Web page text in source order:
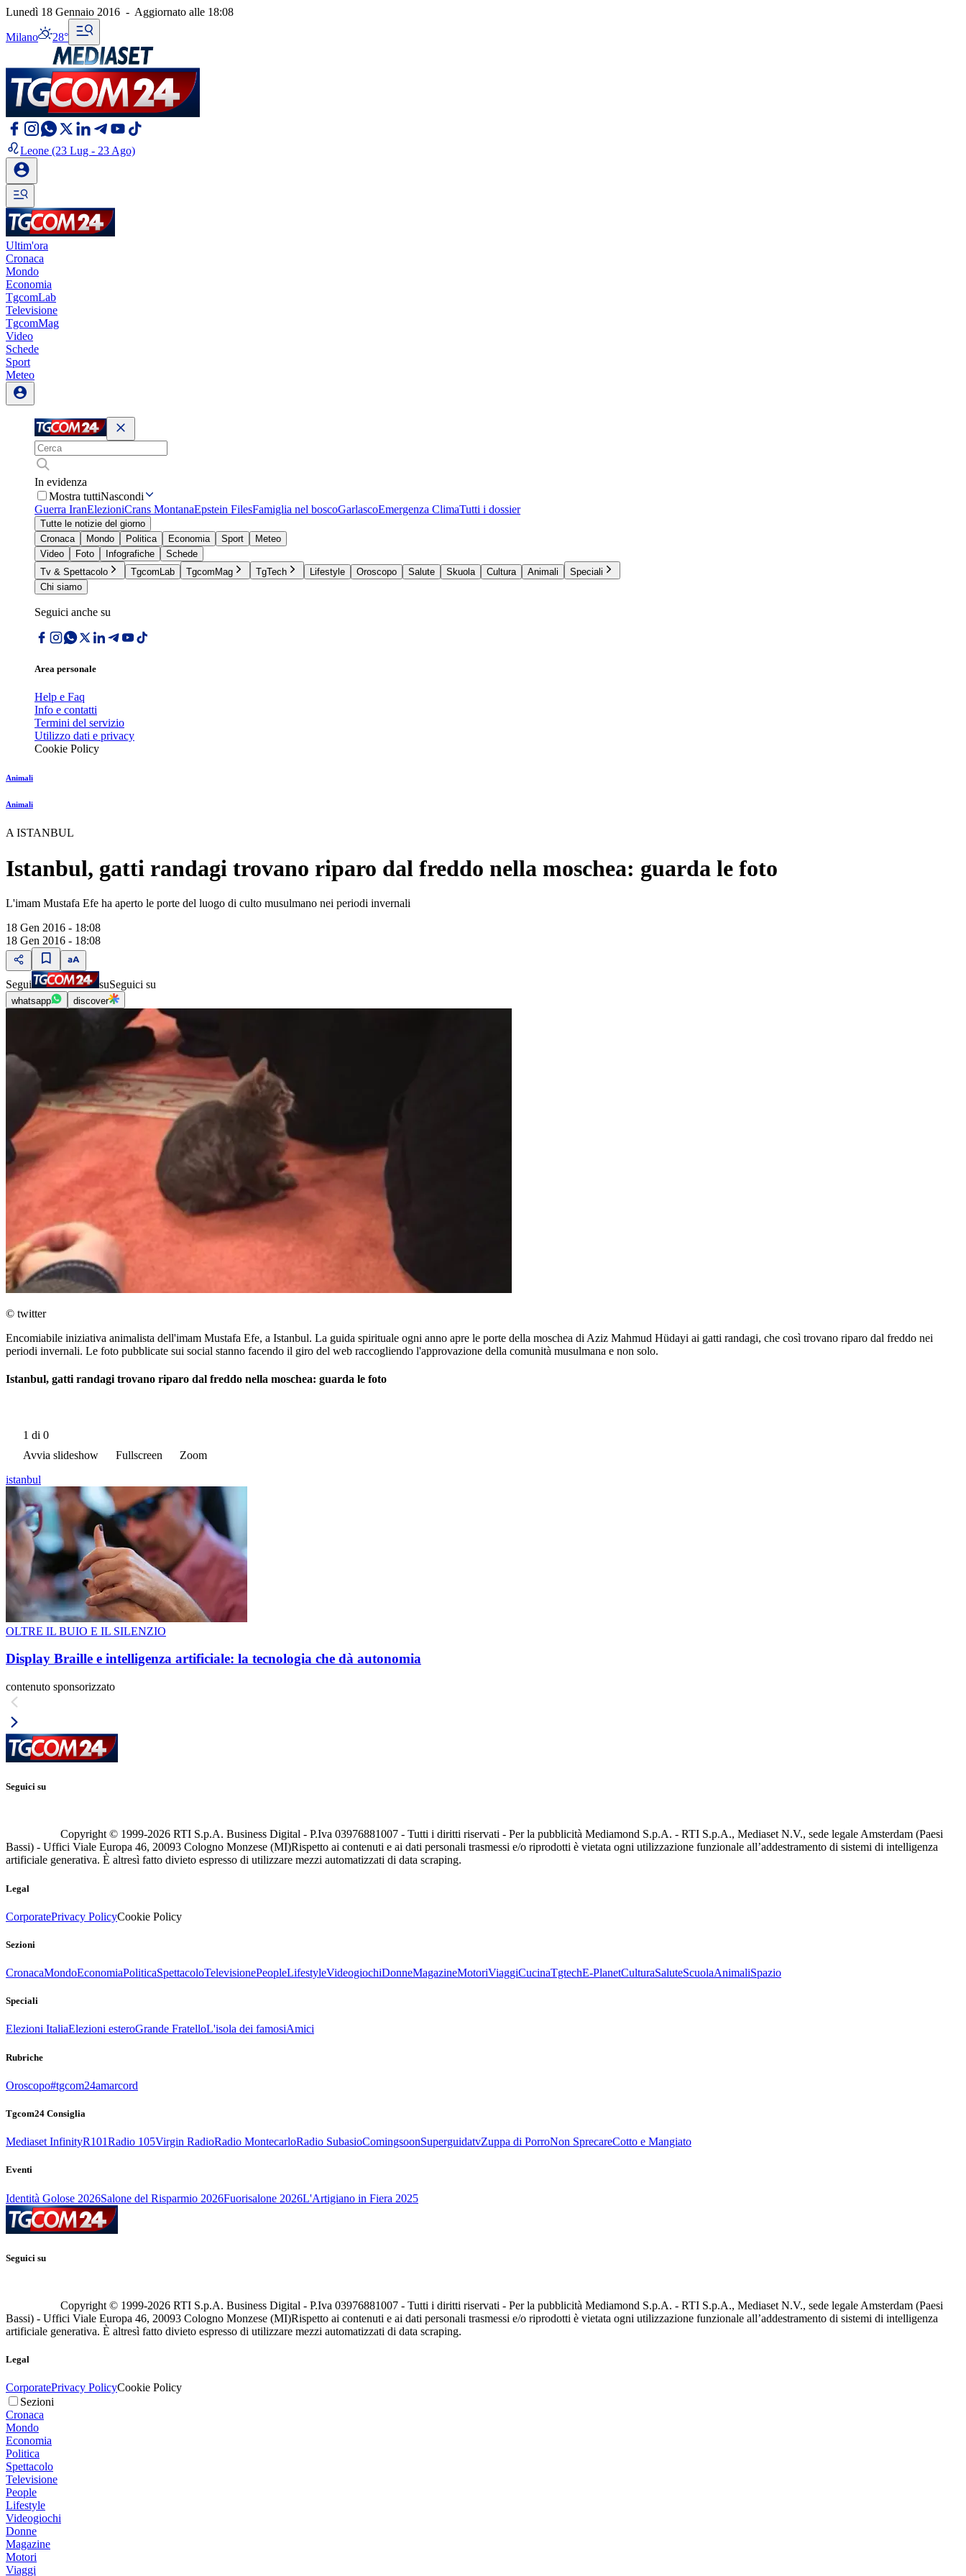
Lunedì 18 Gennaio 2016 - Aggiornato alle 18:08
Milano 28°
Leone (23 Lug - 23 Ago)
Ultim'ora
Cronaca
Mondo
Economia
TgcomLab
Televisione
TgcomMag
Video
Schede
Sport
Meteo
In evidenza
Mostra tuttiNascondi
Guerra IranElezioniCrans MontanaEpstein FilesFamiglia nel boscoGarlascoEmergenza ClimaTutti i dossier
Tutte le notizie del giorno
Cronaca
Mondo Politica Economia Sport
Meteo
Video
Foto Infografiche
Schede
Tv & Spettacolo
TgcomLab TgcomMag TgTech Lifestyle Oroscopo Salute Skuola Cultura Animali
Speciali
Chi siamo
Seguici anche su
Area personale
Help e Faq
Info e contatti
Termini del servizio
Utilizzo dati e privacy
Cookie Policy
Animali
Animali
A ISTANBUL
Istanbul, gatti randagi trovano riparo dal freddo nella moschea: guarda le foto
L'imam Mustafa Efe ha aperto le porte del luogo di culto musulmano nei periodi invernali
18 Gen 2016 - 18:08
18 Gen 2016 - 18:08
Segui suSeguici su
whatsapp discover
© twitter
Encomiabile iniziativa animalista dell'imam Mustafa Efe, a Istanbul. La guida spirituale ogni anno apre le porte della moschea di Aziz Mahmud Hüdayi ai gatti randagi, che così trovano riparo dal freddo nei
periodi invernali. Le foto pubblicate sui social stanno facendo il giro del web raccogliendo l'approvazione della comunità musulmana e non solo.
Istanbul, gatti randagi trovano riparo dal freddo nella moschea: guarda le foto
1 di 0
Avvia slideshow
Fullscreen
Zoom
istanbul
OLTRE IL BUIO E IL SILENZIO
Display Braille e intelligenza artificiale: la tecnologia che dà autonomia
contenuto sponsorizzato
Seguici su
Copyright © 1999-2026 RTI S.p.A. Business Digital - P.Iva 03976881007 - Tutti i diritti riservati - Per la pubblicità Mediamond S.p.A. - RTI S.p.A., Mediaset N.V., sede legale Amsterdam (Paesi
Bassi) - Uffici Viale Europa 46, 20093 Cologno Monzese (MI)Rispetto ai contenuti e ai dati personali trasmessi e/o riprodotti è vietata ogni utilizzazione funzionale all’addestramento di sistemi di intelligenza
artificiale generativa. È altresì fatto divieto espresso di utilizzare mezzi automatizzati di data scraping.
Legal
CorporatePrivacy PolicyCookie Policy
Sezioni
CronacaMondoEconomiaPoliticaSpettacoloTelevisionePeopleLifestyleVideogiochiDonneMagazineMotoriViaggiCucinaTgtechE-PlanetCulturaSaluteScuolaAnimaliSpazio
Speciali
Elezioni ItaliaElezioni esteroGrande FratelloL'isola dei famosiAmici
Rubriche
Oroscopo#tgcom24amarcord
Tgcom24 Consiglia
Mediaset InfinityR101Radio 105Virgin RadioRadio MontecarloRadio SubasioComingsoonSuperguidatvZuppa di PorroNon SprecareCotto e Mangiato
Eventi
Identità Golose 2026Salone del Risparmio 2026Fuorisalone 2026L'Artigiano in Fiera 2025
Seguici su
Copyright © 1999-2026 RTI S.p.A. Business Digital - P.Iva 03976881007 - Tutti i diritti riservati - Per la pubblicità Mediamond S.p.A. - RTI S.p.A., Mediaset N.V., sede legale Amsterdam (Paesi
Bassi) - Uffici Viale Europa 46, 20093 Cologno Monzese (MI)Rispetto ai contenuti e ai dati personali trasmessi e/o riprodotti è vietata ogni utilizzazione funzionale all’addestramento di sistemi di intelligenza
artificiale generativa. È altresì fatto divieto espresso di utilizzare mezzi automatizzati di data scraping.
Legal
CorporatePrivacy PolicyCookie Policy
Sezioni
Cronaca
Mondo
Economia
Politica
Spettacolo
Televisione
People
Lifestyle
Videogiochi
Donne
Magazine
Motori
Viaggi